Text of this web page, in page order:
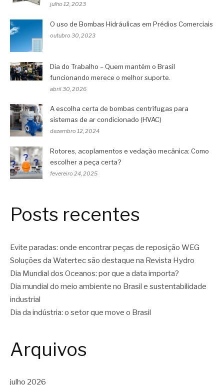
julho 12, 2023
O uso de Bombas Hidráulicas em Prédios Comerciais
outubro 30, 2023
Dia do Trabalho – Quem mantém o Brasil
funcionando merece o melhor suporte.
abril 30, 2026
A escolha certa de bombas centrífugas para
sistemas de ar condicionado (HVAC)
dezembro 12, 2024
Rotores, acoplamentos e vedação mecânica: Como
escolher a peça certa?
fevereiro 24, 2025
Posts recentes
Evite paradas: onde encontrar peças de reposição WEG
Soluções da Watertec são destaque na Revista Hydro
Dia Mundial dos Oceanos: por que a data importa?
Dia mundial do meio ambiente no Brasil e sustentabilidade
industrial
Dia da indústria: o setor que move o Brasil
Arquivos
julho 2026